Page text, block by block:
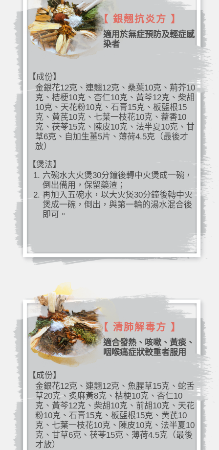
【 銀翹抗炎方 】
適用於無症預防及輕症感
染者
【成份】
金銀花12克、連翹12克、桑葉10克、荊芥10
克、桔梗10克、杏仁10克、黃芩12克、柴胡
10克、天花粉10克、石膏15克、板藍根15
克、黄芪10克、七葉一枝花10克、藿香10
克、茯苓15克、陳皮10克、法半夏10克、甘
草6克、自加生薑5片、薄荷4.5克（最後才
放）
【煲法】
六碗水大火煲30分鐘後轉中火煲成一碗，
倒出備用，保留藥渣；
再加入五碗水，以大火煲30分鐘後轉中火
煲成一碗，倒出，與第一輪的湯水混合後
即可。
【 清肺解毒方 】
適合發熱、咳嗽、黃痰、
咽喉痛症狀較重者服用
【成份】
金銀花12克、連翹12克、魚腥草15克、蛇舌
草20克、炙麻黃8克、桔梗10克、杏仁10
克、黃芩12克、柴胡10克、前胡10克、天花
粉10克、石膏15克、板藍根15克、黄芪10
克、七葉一枝花10克、陳皮10克、法半夏10
克、甘草6克、茯苓15克、薄荷4.5克（最後
才放）